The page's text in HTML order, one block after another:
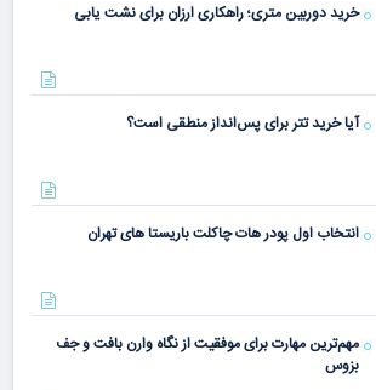
خرید دوربین متری؛ راهکاری ارزان برای نشت یابی
آیا خرید تتر برای پس‌انداز منطقی است؟
انتخاب اول پودر هات چاکلت باریستا های تهران
مهم‌ترین مهارت برای موفقیت از نگاه وارن بافت و جف
بزوس